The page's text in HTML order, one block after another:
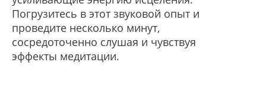
Погрузитесь в этот звуковой опыт и
проведите несколько минут,
сосредоточенно слушая и чувствуя
эффекты медитации.